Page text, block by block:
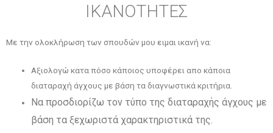
ΙΚΑΝΟΤΗΤΕΣ
Με την ολοκλήρωση των σπουδών μου ειμαι ικανή να:
Αξιολογώ κατα πόσο κάποιος υποφέρει απο κάποια
διαταραχή άγχους με βάση τα διαγνωστικά κριτήρια.
Να προσδιορίζω τον τύπο της διαταραχής άγχους με
βάση τα ξεχωριστά χαρακτηριστικά της.